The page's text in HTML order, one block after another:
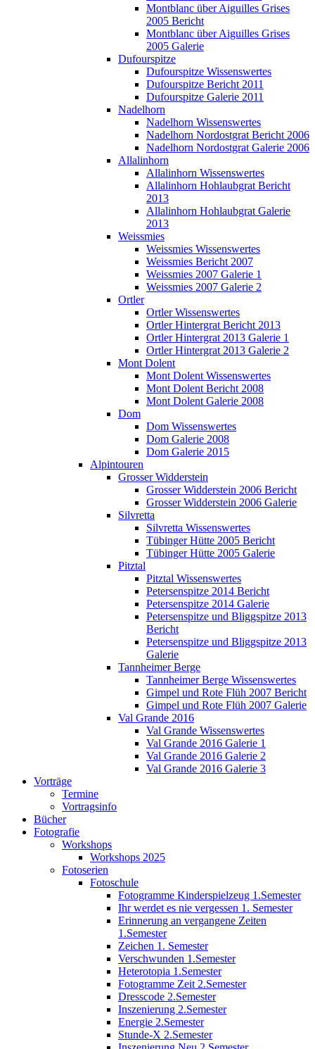
Montblanc über Aiguilles Grises
2005 Bericht
Montblanc über Aiguilles Grises
2005 Galerie
Dufourspitze
Dufourspitze Wissenswertes
Dufourspitze Bericht 2011
Dufourspitze Galerie 2011
Nadelhorn
Nadelhorn Wissenswertes
Nadelhorn Nordostgrat Bericht 2006
Nadelhorn Nordostgrat Galerie 2006
Allalinhorn
Allalinhorn Wissenswertes
Allalinhorn Hohlaubgrat Bericht
2013
Allalinhorn Hohlaubgrat Galerie
2013
Weissmies
Weissmies Wissenswertes
Weissmies Bericht 2007
Weissmies 2007 Galerie 1
Weissmies 2007 Galerie 2
Ortler
Ortler Wissenswertes
Ortler Hintergrat Bericht 2013
Ortler Hintergrat 2013 Galerie 1
Ortler Hintergrat 2013 Galerie 2
Mont Dolent
Mont Dolent Wissenswertes
Mont Dolent Bericht 2008
Mont Dolent Galerie 2008
Dom
Dom Wissenswertes
Dom Galerie 2008
Dom Galerie 2015
Alpintouren
Grosser Widderstein
Grosser Widderstein 2006 Bericht
Grosser Widderstein 2006 Galerie
Silvretta
Silvretta Wissenswertes
Tübinger Hütte 2005 Bericht
Tübinger Hütte 2005 Galerie
Pitztal
Pitztal Wissenswertes
Petersenspitze 2014 Bericht
Petersenspitze 2014 Galerie
Petersenspitze und Bliggspitze 2013
Bericht
Petersenspitze und Bliggspitze 2013
Galerie
Tannheimer Berge
Tannheimer Berge Wissenswertes
Gimpel und Rote Flüh 2007 Bericht
Gimpel und Rote Flüh 2007 Galerie
Val Grande 2016
Val Grande Wissenswertes
Val Grande 2016 Galerie 1
Val Grande 2016 Galerie 2
Val Grande 2016 Galerie 3
Vorträge
Termine
Vortragsinfo
Bücher
Fotografie
Workshops
Workshops 2025
Fotoserien
Fotoschule
Fotogramme Kinderspielzeug 1.Semester
Ihr werdet es nie vergessen 1. Semester
Erinnerung an vergangene Zeiten
1.Semester
Zeichen 1. Semester
Verschwunden 1.Semester
Heterotopia 1.Semester
Fotogramme Zeit 2.Semester
Dresscode 2.Semester
Inszenierung 2.Semester
Energie 2.Semester
Stunde-X 2.Semester